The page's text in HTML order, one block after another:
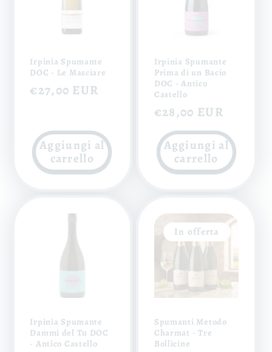
Irpinia Spumante
DOC - Le Masciare
Prezzo
€27,00 EUR
Aggiungi al
carrello
Irpinia Spumante
Prima di un Bacio
DOC - Antico
Castello
Prezzo
listino
€28,00 EUR
Aggiungi al
carrello
Irpinia Spumante
Dammi del Tu DOC
- Antico Castello
In offerta
Spumanti Metodo
Charmat - Tre
Bollicine